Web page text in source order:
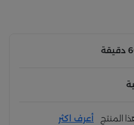
المنتج أعرف اكثر